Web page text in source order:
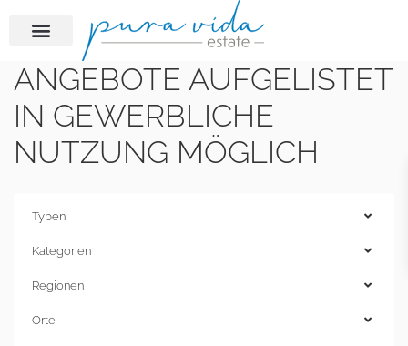
ANGEBOTE AUFGELISTET
IN GEWERBLICHE
NUTZUNG MÖGLICH
Typen
Kategorien
Regionen
Orte